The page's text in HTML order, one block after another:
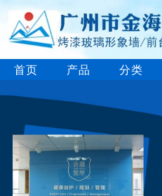
首页 产品 分类